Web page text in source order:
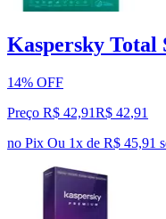
Kaspersky Total
14% OFF
Preço R$ 42,91R$ 42,91
no Pix Ou 1x de R$ 45,91